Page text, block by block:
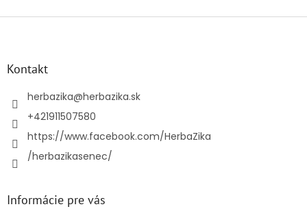
Kontakt
herbazika@herbazika.sk
+421911507580
https://www.facebook.com/HerbaZika
/herbazikasenec/
Informácie pre vás